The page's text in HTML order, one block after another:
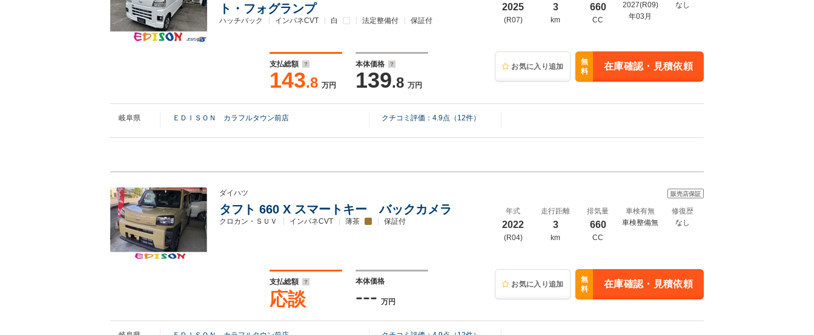
ト・フォグランプ
ハッチバック インパネCVT 白 法定整備付 保証付
支払総額
143.8 万円
本体価格
139.8 万円
2025
(R07)
3
km
660
CC
2027(R09)
年03月
なし
お気に入り追加
無
料
在庫確認・見積依頼
岐阜県 ＥＤＩＳＯＮ カラフルタウン前店 クチコミ評価： 4.9点（ 12件）
ダイハツ
タフト 660 X スマートキー バックカメラ
クロカン・ＳＵＶ インパネCVT 薄茶 保証付
支払総額
応談
本体価格
--- 万円
販売店保証
年式
2022
(R04)
走行距離
3
km
排気量
660
CC
車検有無
車検整備無
修復歴
なし
お気に入り追加
無
料
在庫確認・見積依頼